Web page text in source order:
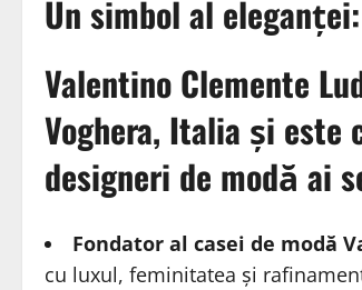
Un simbol al
Valentino Clemente
Voghera, Italia și
designeri de modă ai
Fondator al casei de modă
cu luxul, feminitatea și